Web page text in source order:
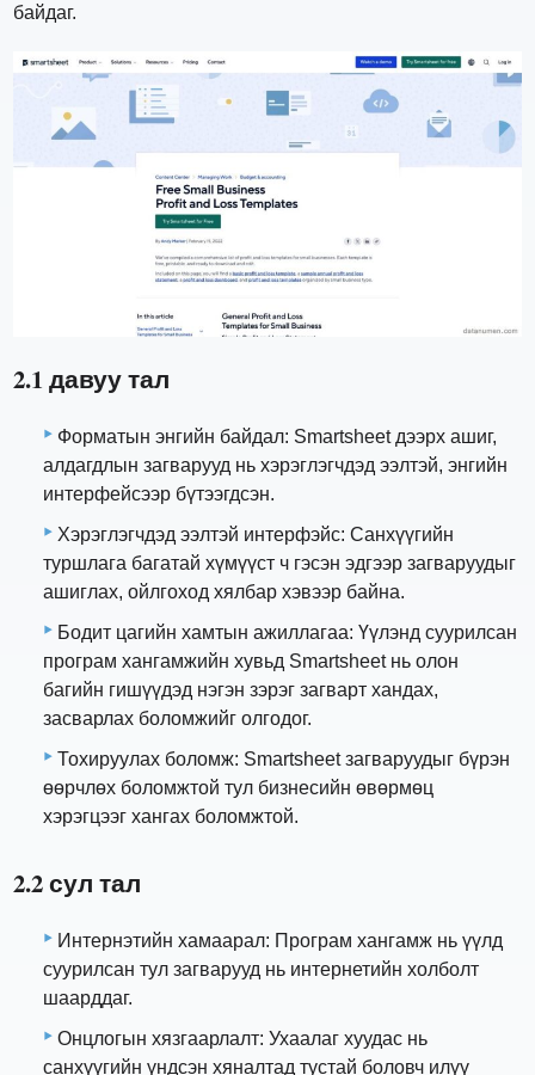
байдаг.
2.1 давуу тал
Форматын энгийн байдал: Smartsheet дээрх ашиг,
алдагдлын загварууд нь хэрэглэгчдэд ээлтэй, энгийн
интерфейсээр бүтээгдсэн.
Хэрэглэгчдэд ээлтэй интерфэйс: Санхүүгийн
туршлага багатай хүмүүст ч гэсэн эдгээр загваруудыг
ашиглах, ойлгоход хялбар хэвээр байна.
Бодит цагийн хамтын ажиллагаа: Үүлэнд суурилсан
програм хангамжийн хувьд Smartsheet нь олон
багийн гишүүдэд нэгэн зэрэг загварт хандах,
засварлах боломжийг олгодог.
Тохируулах боломж: Smartsheet загваруудыг бүрэн
өөрчлөх боломжтой тул бизнесийн өвөрмөц
хэрэгцээг хангах боломжтой.
2.2 сул тал
Интернэтийн хамаарал: Програм хангамж нь үүлд
суурилсан тул загварууд нь интернетийн холболт
шаарддаг.
Онцлогын хязгаарлалт: Ухаалаг хуудас нь
санхүүгийн үндсэн хяналтад тустай боловч илүү